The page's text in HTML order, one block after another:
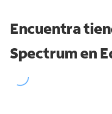
Encuentra
Spectrum en